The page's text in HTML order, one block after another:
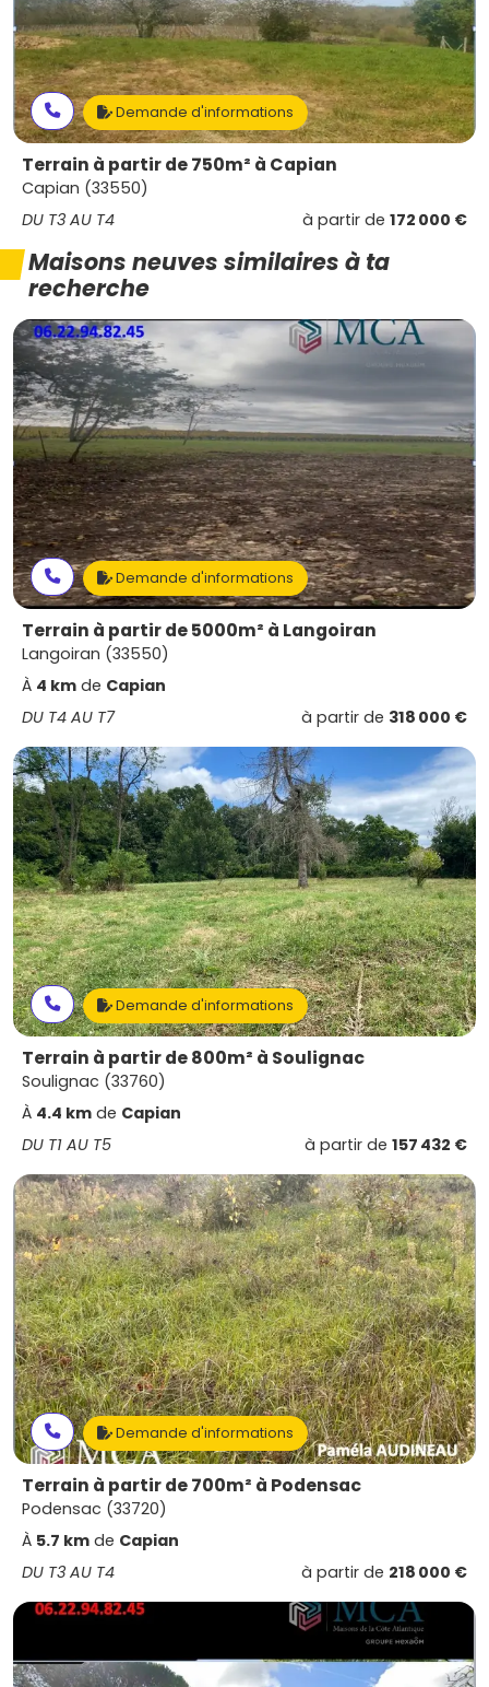
Demande d'informations
Terrain à partir de 750m² à Capian
Capian (33550)
DU T3 AU T4
à partir de 172 000 €
Maisons neuves similaires à ta
recherche
Demande d'informations
Terrain à partir de 5000m² à Langoiran
Langoiran (33550)
À 4 km de Capian
DU T4 AU T7
à partir de 318 000 €
Demande d'informations
Terrain à partir de 800m² à Soulignac
Soulignac (33760)
À 4.4 km de Capian
DU T1 AU T5
à partir de 157 432 €
Demande d'informations
Terrain à partir de 700m² à Podensac
Podensac (33720)
À 5.7 km de Capian
DU T3 AU T4
à partir de 218 000 €